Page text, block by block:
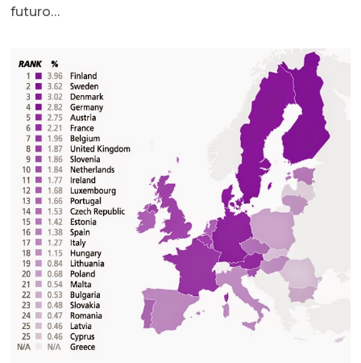
futuro…